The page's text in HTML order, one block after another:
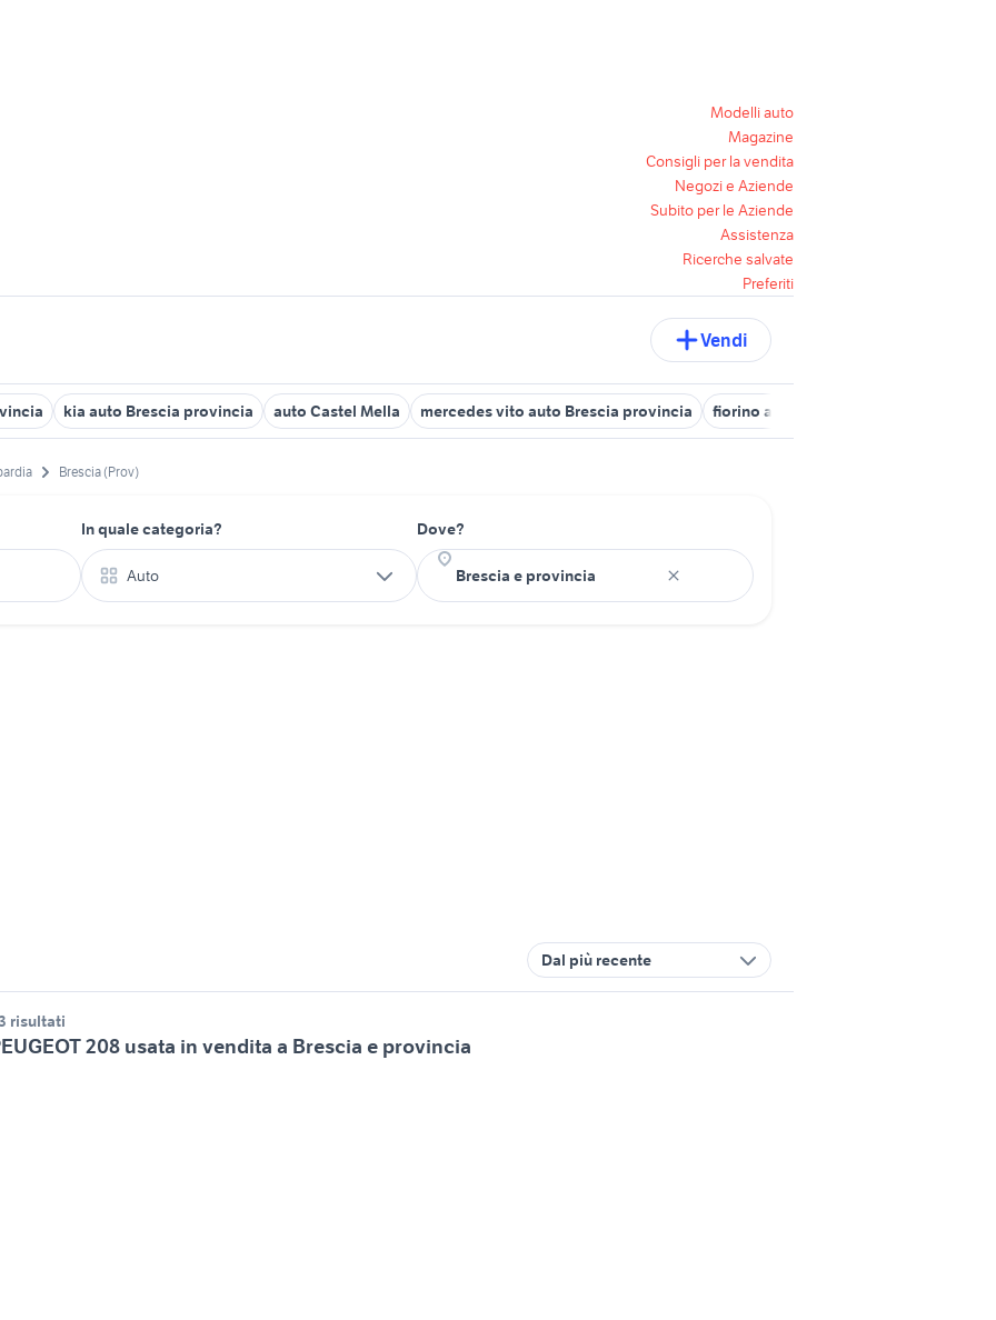
Modelli auto
Magazine
Consigli per la vendita
Negozi e Aziende
Subito per le Aziende
Assistenza
Ricerche salvate
Preferiti
Vendi
kia auto Brescia provincia auto Castel Mella mercedes vito auto Brescia provincia fiorino accessori auto Brescia
Brescia (Prov)
In quale categoria?
Auto
Dove?
Dal più recente
risultati
208 usata in vendita a Brescia e provincia